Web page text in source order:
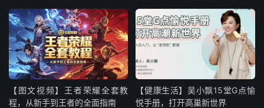
【图文视频】王者荣耀全套教
程，从新手到王者的全面指南
【健康生活】吴小飘15堂G点愉
悦手册，打开高巢新世界